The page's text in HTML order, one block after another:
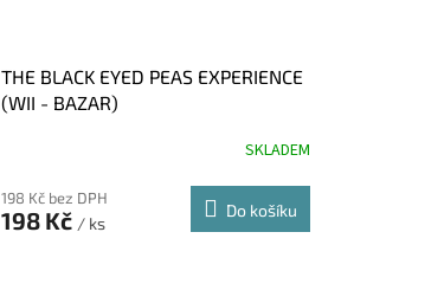
THE BLACK EYED PEAS EXPERIENCE
(WII - BAZAR)
SKLADEM
198 Kč bez DPH
198 Kč / ks
Do košíku